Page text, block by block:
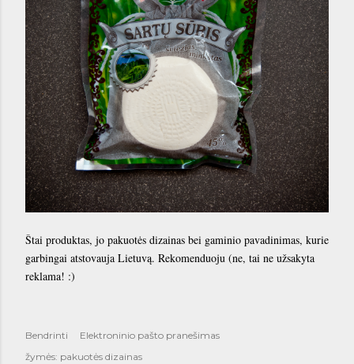
Štai produktas, jo pakuotės dizainas bei gaminio pavadinimas, kurie
garbingai atstovauja Lietuvą. Rekomenduoju (ne, tai ne užsakyta
reklama! :)
Bendrinti
Elektroninio pašto pranešimas
žymės: pakuotės dizainas